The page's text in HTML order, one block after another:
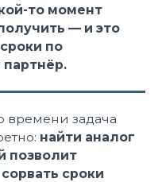
то момент
— и это
по
времени задача
найти аналог
позволит
сроки